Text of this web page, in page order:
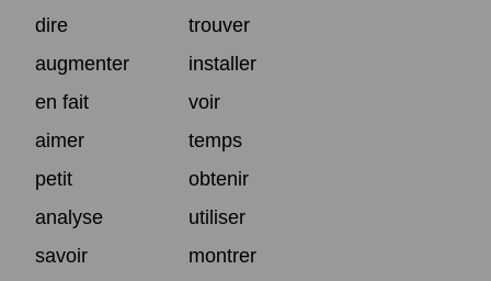
dire
trouver
augmenter
installer
en fait
voir
aimer
temps
petit
obtenir
analyse
utiliser
savoir
montrer